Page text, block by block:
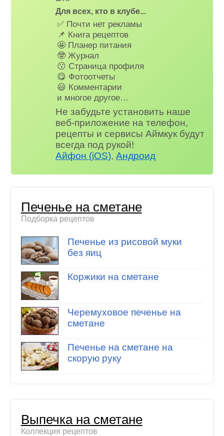
Для всех, кто в клубе...
✅ Почти нет рекламы
📌 Книга рецептов
🤩 Планер питания
🤓 Журнал
😗 Страница профиля
😋 Фотоотчеты
😃 Комментарии
и многое другое…
Не забудьте установить наше
веб-приложение на телефон,
рецепты и сервисы Аймкук будут
всегда под рукой!
Айфон (iOS),Андроид
Печенье на сметане
Подборка рецептов
Печенье из рисовой муки
без яиц
Коржики на сметане
Черемуховое печенье на
сметане
Печенье на сметане на
скорую руку
Выпечка на сметане
Коллекция рецептов